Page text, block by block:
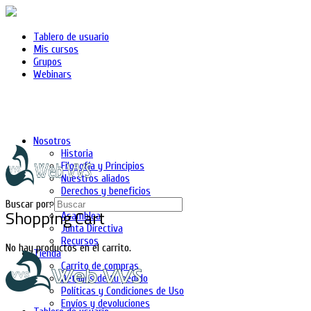
Tablero de usuario
Mis cursos
Grupos
Webinars
Nosotros
Historia
Filosofía y Principios
Nuestros aliados
Derechos y beneficios
Asociados
Asamblea
Junta Directiva
Recursos
Tienda
Carrito de compras
Detalles de tu pedido
Políticas y Condiciones de Uso
Envíos y devoluciones
Shopping Cart
No hay productos en el carrito.
Buscar por: